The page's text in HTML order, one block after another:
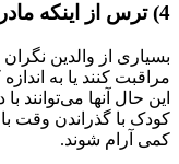
4) ترس از اینکه مادر خوبی نباشم
بسیاری از والدین نگران
مراقبت کنند یا به
این حال آنها می‌توانند
کودک با گذراندن وقت
کمی آرام شوند.